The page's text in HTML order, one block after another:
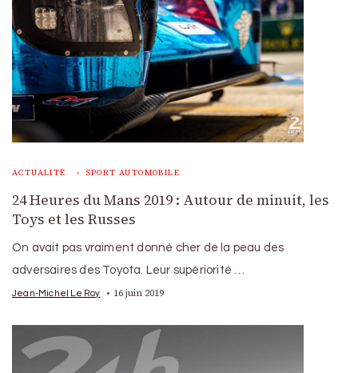
ACTUALITÉ SPORT AUTOMOBILE
24 Heures du Mans 2019 : Autour de minuit, les
Toys et les Russes
On avait pas vraiment donné cher de la peau des
adversaires des Toyota. Leur supériorité …
Jean-Michel Le Roy 16 juin 2019